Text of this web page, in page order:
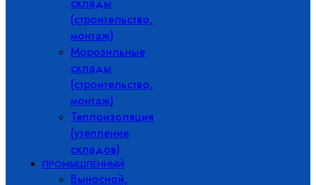
склады
(строительство,
монтаж)
Морозильные
склады
(строительство,
монтаж)
Теплоизоляция
(утепление
складов)
ПРОМЫШЛЕННЫЙ
Выносной,